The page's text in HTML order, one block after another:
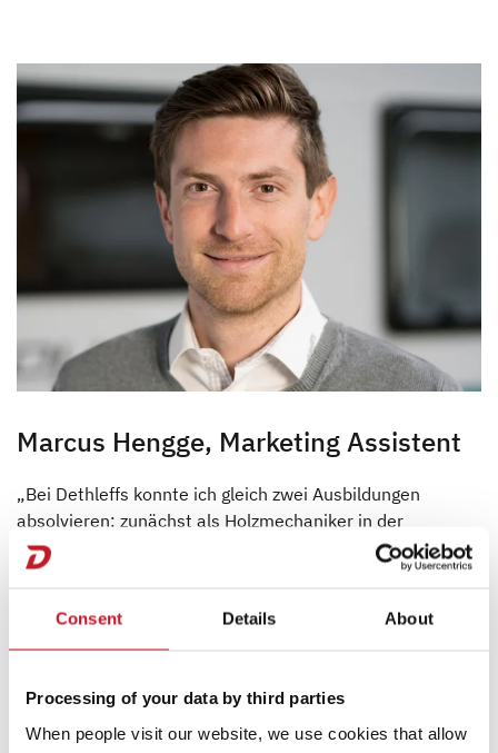
Consent Details About
Processing of your data by third parties
When people visit our website, we use cookies that allow
Marcus Hengge, Marketing Assistent
„Bei Dethleffs konnte ich gleich zwei Ausbildungen
absolvieren: zunächst als Holzmechaniker in der
Fachrichtung Möbel- und Innenausbau und anschließend
als Industriekaufmann. Damit bin ich in der Marketing-
individuellen Fähigkeiten optimal einbringen. Egal ob
klassisches Marketing, Fuhrpark-Management oder
Möglichkeit, mich frei zu entfalten und mich
weiterzuentwickeln.“